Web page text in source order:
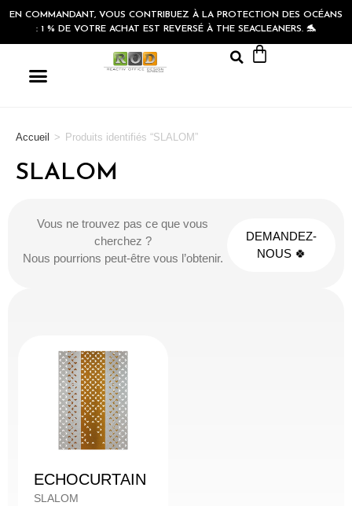
EN COMMANDANT, VOUS CONTRIBUEZ À LA PROTECTION DES OCÉANS
: 1 % DE VOTRE ACHAT EST REVERSÉ À THE SEACLEANERS. 🐬
Accueil > Produits identifiés “SLALOM”
SLALOM
Vous ne trouvez pas ce que vous
cherchez ?
Nous pourrions peut-être vous l’obtenir.
DEMANDEZ-
NOUS 🍀
ECHOCURTAIN
SLALOM